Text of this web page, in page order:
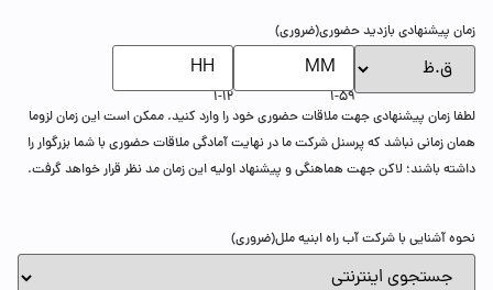
زمان پیشنهادی بازدید حضوری(ضروری)
1-12
1-59
لطفا زمان پیشنهادی جهت ملاقات حضوری خود را وارد کنید. ممکن است این زمان لزوما
همان زمانی نباشد که پرسنل شرکت ما در نهایت آمادگی ملاقات حضوری با شما بزرگوار را
داشته باشند؛ لاکن جهت هماهنگی و پیشنهاد اولیه این زمان مد نظر قرار خواهد گرفت.
نحوه آشنایی با شرکت آب راه ابنیه ملل(ضروری)